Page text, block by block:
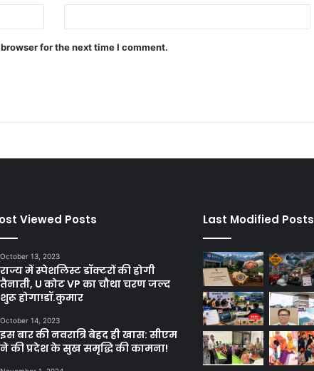
for the next time I comment.
Viewed Posts
October 13, 2023
राज्य में स्पेशलिस्ट डॉक्टरों की होगी
तैनाती, U कोट VP का चौथा चरण जल्द
शुरू होगा!डॉ.कुमार
October 14, 2023
इस बार की नवरात्रि बेहद ही खास: सीएम
ने की प्रदेश के सुख समृद्धि की कामना!
Last Modified Posts